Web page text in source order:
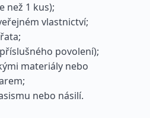
než 1 kus);
vlastnictví;
povolení);
materiály nebo
nebo násilí.